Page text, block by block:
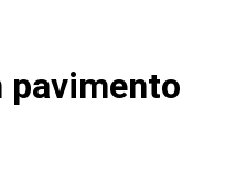
pavimento